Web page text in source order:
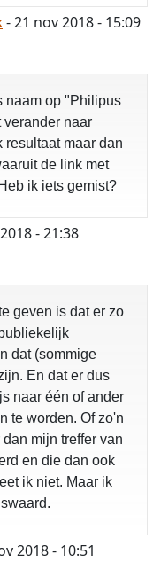
- 21 nov 2018 - 15:09
naam op "Philipus
verander naar
resultaat maar dan
de link met
ik iets gemist?
- 21:38
geven is dat er zo
dat (sommige
En dat er dus
naar één of ander
te worden. Of zo'n
mijn treffer van
en die dan ook
ik niet. Maar ik
2018 - 10:51